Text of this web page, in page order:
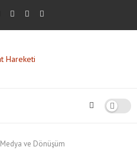
Medya ve Dönüşüm